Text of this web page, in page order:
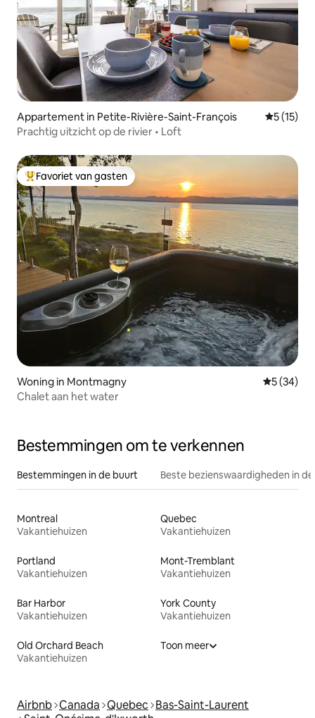
Appartement in Petite-Rivière-Saint-François
5 (15)
Prachtig uitzicht op de rivier • Loft
Topfavoriet van gasten
Favoriet van gasten
Woning in Montmagny
5 (34)
Chalet aan het water
Bestemmingen om te verkennen
Bestemmingen in de buurt Beste bezienswaardigheden in
Montreal
Vakantiehuizen
Quebec
Vakantiehuizen
Portland
Vakantiehuizen
Mont-Tremblant
Vakantiehuizen
Bar Harbor
Vakantiehuizen
York County
Vakantiehuizen
Old Orchard Beach
Vakantiehuizen
Toon meer
Airbnb Canada Quebec Bas-Saint-Laurent